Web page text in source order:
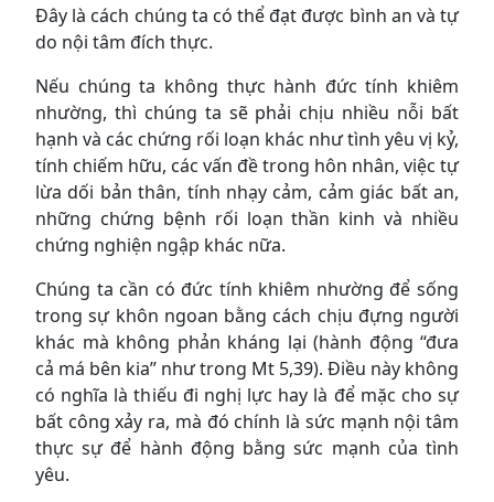
Đây là cách chúng ta có thể đạt được bình an và tự
do nội tâm đích thực.
Nếu chúng ta không thực hành đức tính khiêm
nhường, thì chúng ta sẽ phải chịu nhiều nỗi bất
hạnh và các chứng rối loạn khác như tình yêu vị kỷ,
tính chiếm hữu, các vấn đề trong hôn nhân, việc tự
lừa dối bản thân, tính nhạy cảm, cảm giác bất an,
những chứng bệnh rối loạn thần kinh và nhiều
chứng nghiện ngập khác nữa.
Chúng ta cần có đức tính khiêm nhường để sống
trong sự khôn ngoan bằng cách chịu đựng người
khác mà không phản kháng lại (hành động “đưa
cả má bên kia” như trong Mt 5,39). Điều này không
có nghĩa là thiếu đi nghị lực hay là để mặc cho sự
bất công xảy ra, mà đó chính là sức mạnh nội tâm
thực sự để hành động bằng sức mạnh của tình
yêu.